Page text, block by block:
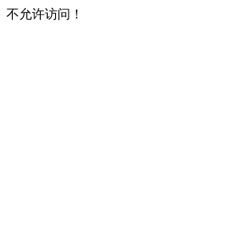
不允许访问！